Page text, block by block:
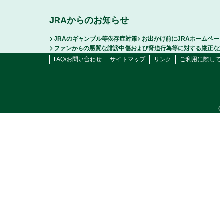
JRAからのお知らせ
JRAのギャンブル等依存症対策
お出かけ前にJRAホームペ
ファンからの悪質な誹謗中傷および脅迫行為等に対する厳正
FAQ/お問い合わせ
サイトマップ リンク ご利用に際し